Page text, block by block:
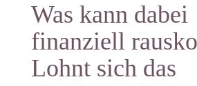
Was kann dabei
finanziell
Lohnt sich das